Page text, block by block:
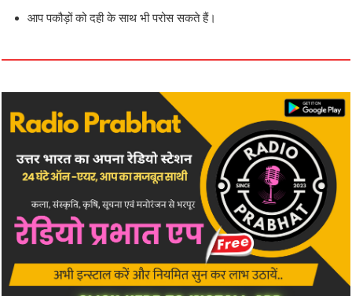
आप पकौड़ों को दही के साथ भी परोस सकते हैं।